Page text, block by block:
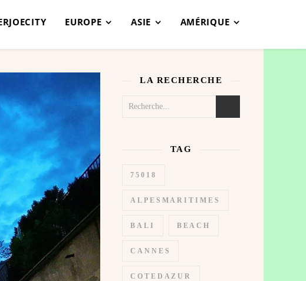
EUROPE ASIE AMÉRIQUE
LA RECHERCHE
TAG
75018
ALPESMARITIMES
BALI BEACH
CANNES
COTEDAZUR